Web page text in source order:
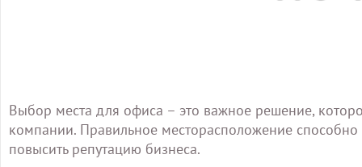
Выбор места для офиса – это важное решение,
компании. Правильное месторасположение способно
повысить репутацию бизнеса.